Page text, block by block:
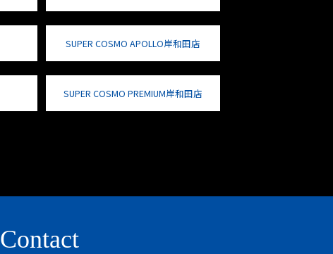
SUPER COSMO APOLLO岸和田店
SUPER COSMO PREMIUM岸和田店
Contact